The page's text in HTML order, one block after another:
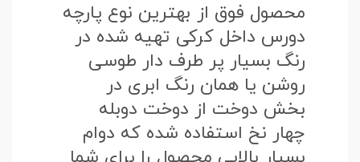
محصول فوق از بهترین نوع پارچه
دورس داخل کرکی تهیه شده در
رنگ بسیار پر طرف دار طوسی
روشن یا همان رنگ ابری در
بخش دوخت از دوخت دوبله
چهار نخ استفاده شده که دوام